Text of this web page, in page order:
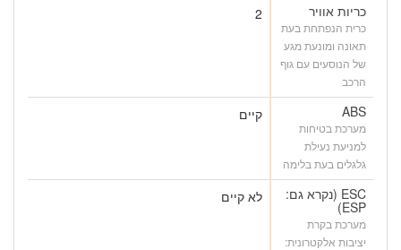
כריות אוויר
כרית הנפתחת בעת
תאונה ומונעת מגע
של הנוסעים עם גוף
הרכב
2
ABS
מערכת בטיחות
למניעת נעילת
גלגלים בעת בלימה
קיים
ESC (נקרא גם:
ESP)
מערכת בקרת
יציבות אלקטרונית:
לא קיים